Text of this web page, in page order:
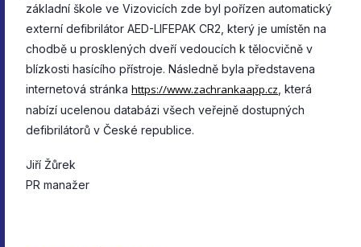
základní škole ve Vizovicích zde byl pořízen automatický
externí defibrilátor AED-LIFEPAK CR2, který je umístěn na
chodbě u prosklených dveří vedoucích k tělocvičně v
blízkosti hasícího přístroje. Následně byla představena
internetová stránka https://www.zachrankaapp.cz , která
nabízí ucelenou databázi všech veřejně dostupných
defibrilátorů v České republice.
Jiří Žůrek
PR manažer